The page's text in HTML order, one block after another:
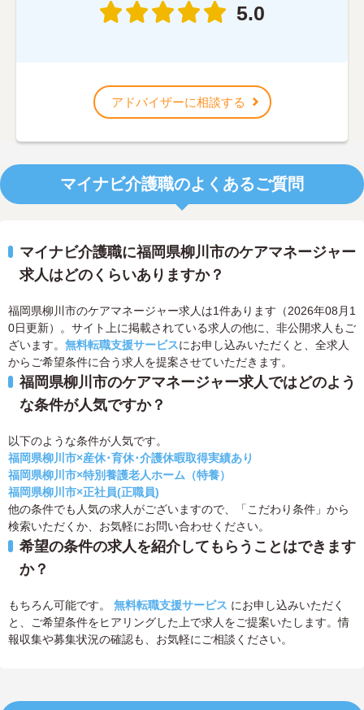
5.0
アドバイザーに相談する
マイナビ介護職のよくあるご質問
マイナビ介護職に福岡県柳川市のケアマネージャー
求人はどのくらいありますか？
福岡県柳川市のケアマネージャー求人は1件あります（2026年08月1
0日更新）。サイト上に掲載されている求人の他に、非公開求人もご
ざいます。 無料転職支援サービスにお申し込みいただくと、全求人
からご希望条件に合う求人を提案させていただきます。
福岡県柳川市のケアマネージャー求人ではどのよう
な条件が人気ですか？
以下のような条件が人気です。
福岡県柳川市×産休･育休･介護休暇取得実績あり
福岡県柳川市×特別養護老人ホーム（特養）
福岡県柳川市×正社員(正職員)
他の条件でも人気の求人がございますので、「こだわり条件」から
検索いただくか、お気軽にお問い合わせください。
希望の条件の求人を紹介してもらうことはできます
か？
もちろん可能です。 無料転職支援サービス にお申し込みいただく
と、ご希望条件をヒアリングした上で求人をご提案いたします。情
報収集や募集状況の確認も、お気軽にご相談ください。